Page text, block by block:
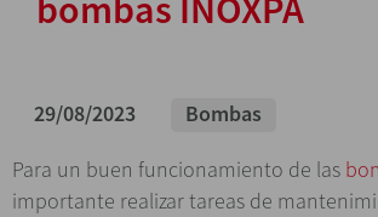
bombas INOXPA
29/08/2023
Bombas
Para un buen funcionamiento de las
importante realizar tareas de